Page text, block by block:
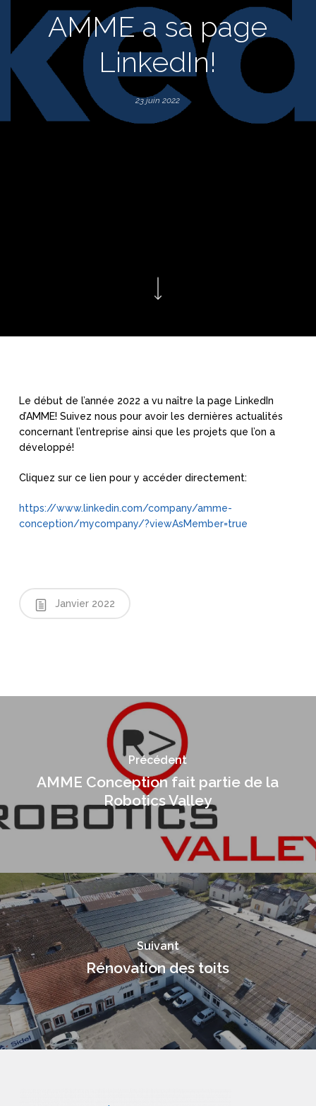
AMME a sa page
LinkedIn!
23 juin 2022
Le début de l’année 2022 a vu naître la page LinkedIn
d’AMME! Suivez nous pour avoir les dernières actualités
concernant l’entreprise ainsi que les projets que l’on a
développé!
Cliquez sur ce lien pour y accéder directement:
https://www.linkedin.com/company/amme-
conception/mycompany/?viewAsMember=true
Janvier 2022
Précédent
AMME Conception fait partie de la
Robotics Valley
Suivant
Rénovation des toits